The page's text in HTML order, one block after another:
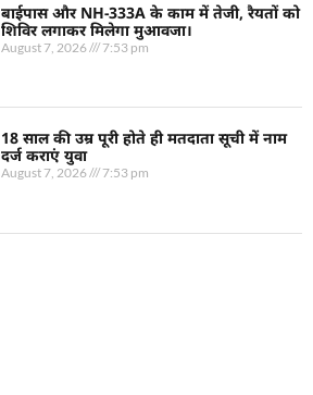
बाईपास और NH-333A के काम में तेजी, रैयतों को
शिविर लगाकर मिलेगा मुआवजा।
August 7, 2026 7:53 pm
18 साल की उम्र पूरी होते ही मतदाता सूची में नाम
दर्ज कराएं युवा
August 7, 2026 7:53 pm